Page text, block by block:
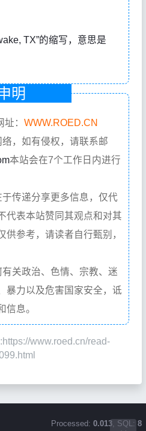
TX”的缩写，意思是
明
址： WWW.ROED.CN
，如有侵权，请联系邮
本站会在7个工作日内进行
传递分享更多信息，仅代
代表本站赞同其观点和对其
供参考，请读者自行甄别，
关政治、色情、宗教、迷
暴力以及危害国家安全，诋
信息。
www.roed.cn/read-
Processed: 0.013, SQL: 8